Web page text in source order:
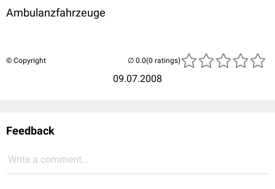
Ambulanzfahrzeuge
© Copyright
09.07.2008
(0 ratings)
Feedback
Write a comment...